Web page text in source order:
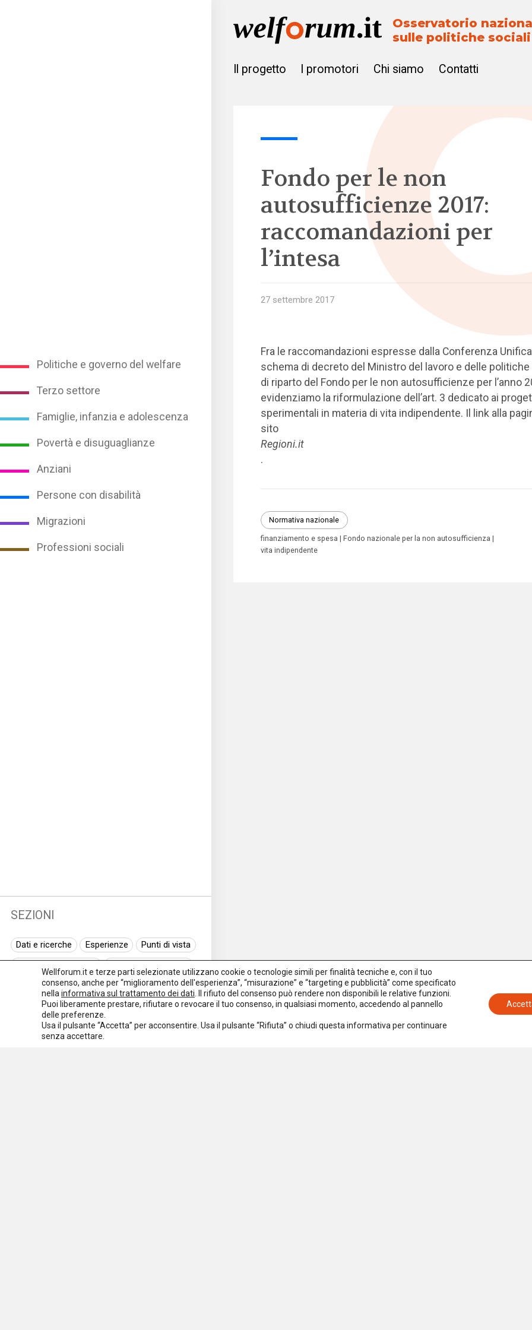
Politiche e governo del welfare
Terzo settore
Famiglie, infanzia e adolescenza
Povertà e disuguaglianze
Anziani
Persone con disabilità
Migrazioni
Professioni sociali
SEZIONI
Dati e ricerche Esperienze
Punti di vista
Normativa europea
Rassegna normativa
I seminari di Welforum
Eventi
Spazio ai promotori
Osservatorio
sulle politiche sociali
Il progetto I promotori Chi siamo Contatti
Fondo per le non
autosufficienze 2017:
raccomandazioni per
l’intesa
27 settembre 2017
Fra le raccomandazioni espresse dalla Conferenza
schema di decreto del Ministro del lavoro e delle politiche
di riparto del Fondo per le non autosufficienze per l’anno
evidenziamo la riformulazione dell’art. 3 dedicato ai
sperimentali in materia di vita indipendente. Il link alla
sito
Regioni.it
.
Normativa nazionale
finanziamento e spesa
Fondo nazionale per la non autosufficienza
vita indipendente
Wellforum.it e terze parti selezionate utilizzano cookie o tecnologie simili per finalità tecniche e, con il tuo
consenso, anche per “miglioramento dell'esperienza”, “misurazione” e “targeting e pubblicità” come specificato
nella informativa sul trattamento dei dati . Il rifiuto del consenso può rendere non disponibili le relative funzioni.
Puoi liberamente prestare, rifiutare o revocare il tuo consenso, in qualsiasi momento, accedendo al pannello
delle preferenze.
Usa il pulsante “Accetta” per acconsentire. Usa il pulsante “Rifiuta” o chiudi questa informativa per continuare
senza accettare.